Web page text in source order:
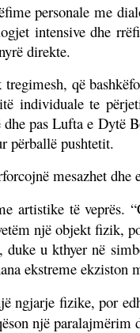
personale me
intensive dhe
direkte.
që
individuale te
pas Lufta e Dytë
përballë pushtetit.
mesazhet
të veprës.
një objekt
u kthyer në
ekstreme ekziston
ngjarje fizike, por
një paralajmërim